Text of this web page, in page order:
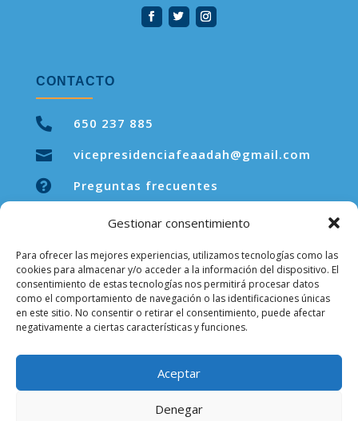
Gestionar consentimiento
Para ofrecer las mejores experiencias, utilizamos tecnologías como las
cookies para almacenar y/o acceder a la información del dispositivo. El
consentimiento de estas tecnologías nos permitirá procesar datos
como el comportamiento de navegación o las identificaciones únicas
en este sitio. No consentir o retirar el consentimiento, puede afectar
negativamente a ciertas características y funciones.
Aceptar
Denegar
CONTACTO

650 237 885

vicepresidenciafeaadah@gmail.com
 Preguntas frecuentes
LEGAL
Aviso legal
Política de privacidad